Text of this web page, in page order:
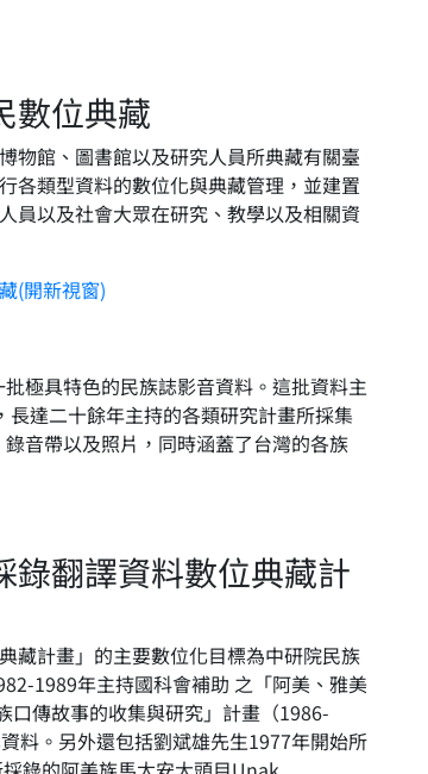
數位典藏
物館、圖書館以及研究人員所典藏有關臺
各類型資料的數位化與典藏管理，並建置
員以及社會大眾在研究、教學以及相關資
(開新視窗)
極具特色的民族誌影音資料。這批資料主
達二十餘年主持的各類研究計畫所採集
音帶以及照片，同時涵蓋了台灣的各族
錄翻譯資料數位典藏計
藏計畫」的主要數位化目標為中研院民族
1989年主持國科會補助 之「阿美、雅美
口傳故事的收集與研究」計畫（1986-
料。另外還包括劉斌雄先生1977年開始所